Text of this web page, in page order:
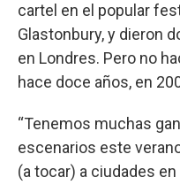
cartel en el popular
Glastonbury, y dieron
en Londres. Pero no
hace doce años, en
“Tenemos muchas
escenarios este
(a tocar) a ciudades